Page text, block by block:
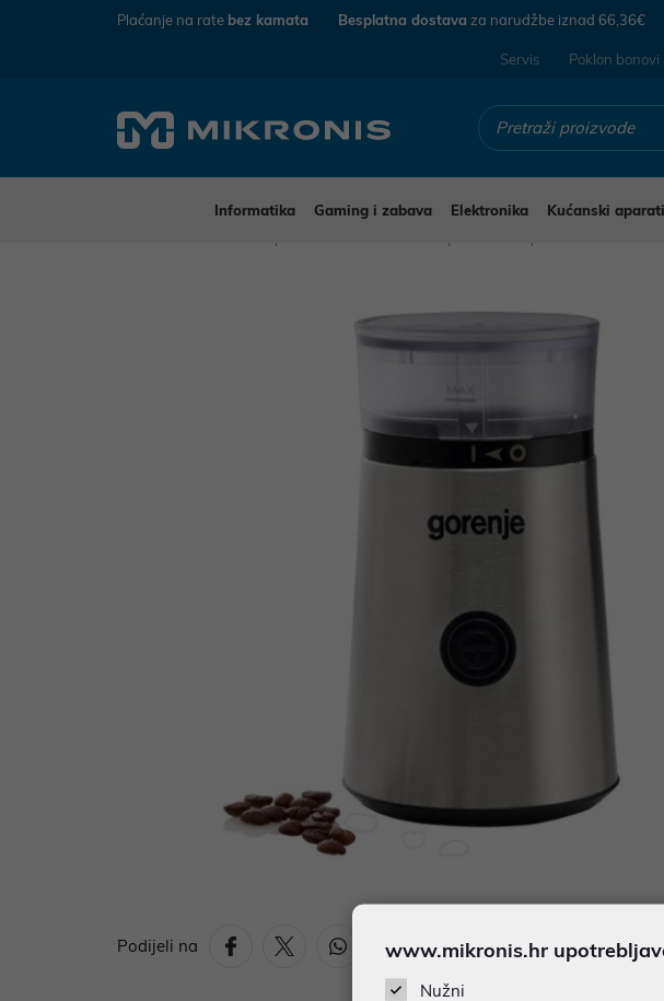
Plaćanje na rate bez kamata Besplatna dostava za narudžbe iznad 66,36€
Servis Poklon bonovi
Informatika Gaming i zabava Elektronika Kućanski aparati
Podijeli na Ispiši
www.mikronis.hr
Nužni